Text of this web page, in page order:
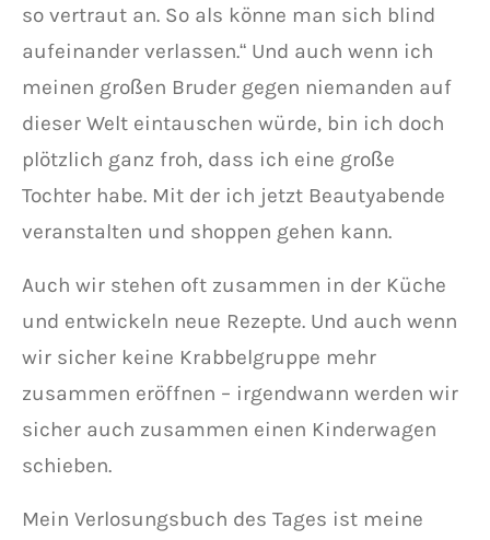
so vertraut an. So als könne man sich blind
aufeinander verlassen.“ Und auch wenn ich
meinen großen Bruder gegen niemanden auf
dieser Welt eintauschen würde, bin ich doch
plötzlich ganz froh, dass ich eine große
Tochter habe. Mit der ich jetzt Beautyabende
veranstalten und shoppen gehen kann.
Auch wir stehen oft zusammen in der Küche
und entwickeln neue Rezepte. Und auch wenn
wir sicher keine Krabbelgruppe mehr
zusammen eröffnen – irgendwann werden wir
sicher auch zusammen einen Kinderwagen
schieben.
Mein Verlosungsbuch des Tages ist meine